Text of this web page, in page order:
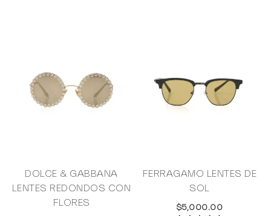
DOLCE & GABBANA
LENTES REDONDOS CON
FLORES
FERRAGAMO LENTES DE
SOL
$5,000.00